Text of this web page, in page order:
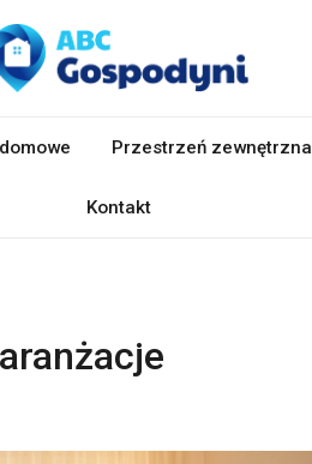
Przestrzeń zewnętrzna
Kontakt